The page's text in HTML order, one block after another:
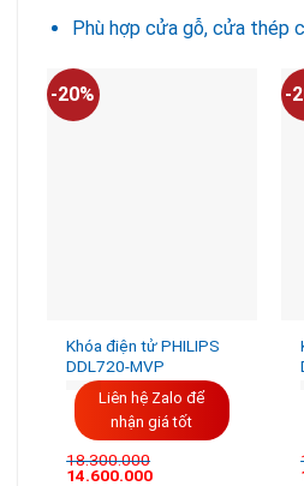
Phù hợp cửa gỗ, cửa thép
-20%
Khóa điện tử PHILIPS
DDL720-MVP
Liên hệ Zalo để
nhận giá tốt
18.300.000
Giá
14.600.000Giá
-